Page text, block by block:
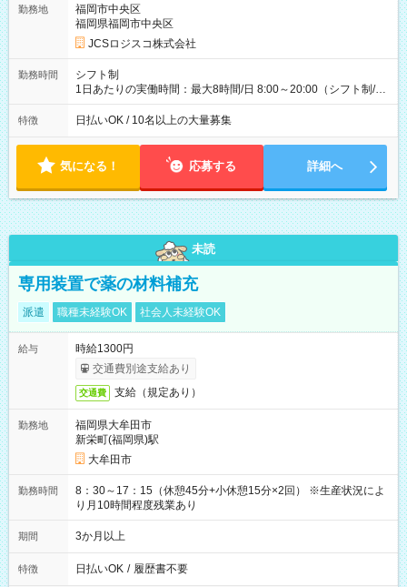
万円／週6日稼働 ・地方郊外エリア 月収40万円／週5日稼働 月
収40万円~50万円／週6日稼働 ＜モデルイメージ＞ ■月収50万
円 (27歳男性/江東区在住)※元建築関係 1日150個配達×25日勤務
(日休み) ■月収80万円(43歳男性/墨田区在住)※元営業 1日200個
勤務地
福岡市中央区
福岡県福岡市中央区
JCSロジスコ株式会社
勤務時間
シフト制
1日あたりの実働時間：最大8時間/日 8:00～20:00（シフト制/実
働8時間） ※週5日勤務（場所次第では週4も有り） ※配達状況
によって時間外での勤務可能性有り ※案件により多少の前後あ
特徴 日払いOK / 10名以上の大量募集
気になる！ 応募する 詳細へ
未読
専用装置で薬の材料補充
派遣 職種未経験OK 社会人未経験OK
給与
時給1300円
交通費別途支給あり
交通費 支給（規定あり）
勤務地
福岡県大牟田市
新栄町(福岡県)駅
大牟田市
勤務時間
8：30～17：15（休憩45分+小休憩15分×2回） ※生産状況によ
り月10時間程度残業あり
期間 3か月以上
特徴 日払いOK / 履歴書不要